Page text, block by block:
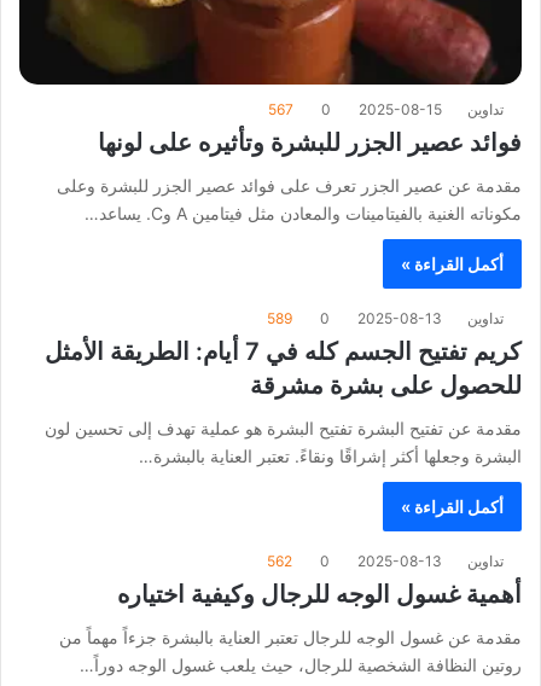
تداوين 2025-08-15
0
567
فوائد عصير الجزر للبشرة وتأثيره على لونها
مقدمة عن عصير الجزر تعرف على فوائد عصير الجزر للبشرة وعلى
مكوناته الغنية بالفيتامينات والمعادن مثل فيتامين A وC. يساعد…
أكمل القراءة »
تداوين 2025-08-13
0
589
كريم تفتيح الجسم كله في 7 أيام: الطريقة الأمثل
للحصول على بشرة مشرقة
مقدمة عن تفتيح البشرة تفتيح البشرة هو عملية تهدف إلى تحسين لون
البشرة وجعلها أكثر إشراقًا ونقاءً. تعتبر العناية بالبشرة…
أكمل القراءة »
تداوين 2025-08-13
0
562
أهمية غسول الوجه للرجال وكيفية اختياره
مقدمة عن غسول الوجه للرجال تعتبر العناية بالبشرة جزءاً مهماً من
روتين النظافة الشخصية للرجال، حيث يلعب غسول الوجه دوراً…